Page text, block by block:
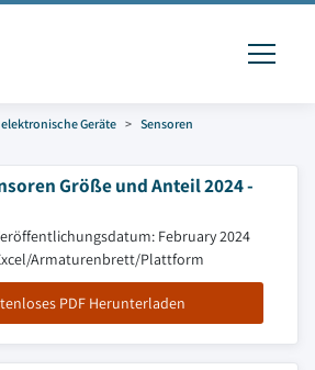
Geräte
Sensoren
Größe und Anteil 2024 -
February 2024
Armaturenbrett/Plattform
PDF Herunterladen